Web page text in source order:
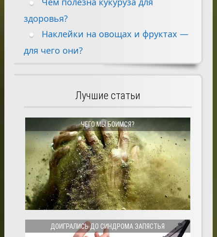
здоровья?
Наклейки на овощах и фруктах —
для чего они?
Лучшие статьи
ЧЕГО МЫ БОИМСЯ?
ДОИГРАЛИСЬ ДО СИНДРОМА ЗАПЯСТЬЯ